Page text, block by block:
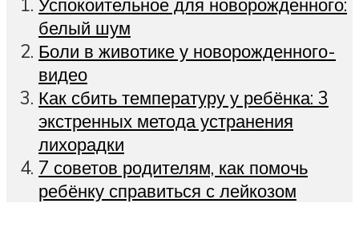
белый шум
Боли в животике у новорожденного-
видео
Как сбить температуру у ребёнка: 3
экстренных метода устранения
лихорадки
7 советов родителям, как помочь
ребёнку справиться с лейкозом